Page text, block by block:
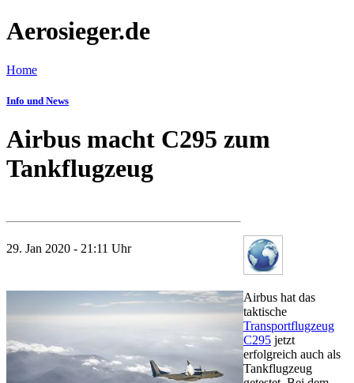
Aerosieger.de
Home
Info und News
Airbus macht C295 zum
Tankflugzeug
29. Jan 2020 - 21:11 Uhr
Airbus hat das
taktische
Transportflugzeug
C295 jetzt
erfolgreich auch als
Tankflugzeug